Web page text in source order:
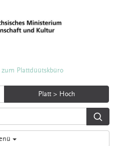
Plattdüütskbüro
Platt > Hoch